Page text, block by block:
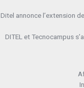
Ditel annonce l’extension
DITEL et Tecnocampus